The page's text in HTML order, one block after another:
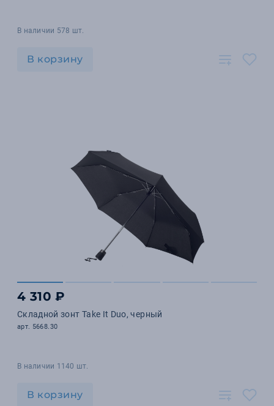
В наличии 578 шт.
В корзину
4 310 ₽
Складной зонт Take It Duo, черный
арт. 5668.30
В наличии 1140 шт.
В корзину